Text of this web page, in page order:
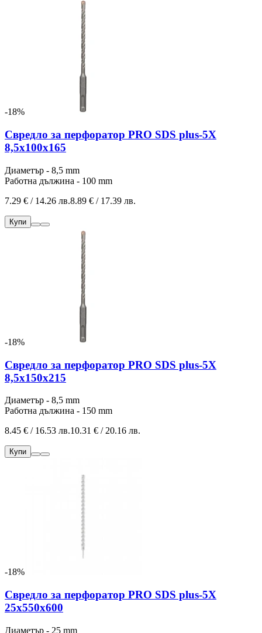
-18%
Свредло за перфоратор PRO SDS plus-5X
8,5x100x165
Диаметър - 8,5 mm
Работна дължина - 100 mm
7.29 € / 14.26 лв.8.89 € / 17.39 лв.
Купи
-18%
Свредло за перфоратор PRO SDS plus-5X
8,5x150x215
Диаметър - 8,5 mm
Работна дължина - 150 mm
8.45 € / 16.53 лв.10.31 € / 20.16 лв.
Купи
-18%
Свредло за перфоратор PRO SDS plus-5X
25x550x600
Диаметър - 25 mm